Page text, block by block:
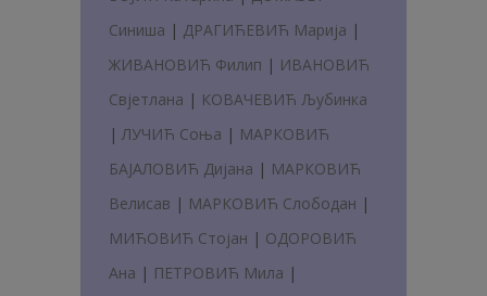
Синиша | ДРАГИЋЕВИЋ Марија |
ЖИВАНОВИЋ Филип | ИВАНОВИЋ
Свјетлана | КОВАЧЕВИЋ Љубинка
|ЛУЧИЋ Соња | МАРКОВИЋ
БАЈАЛОВИЋ Дијана | МАРКОВИЋ
Велисав | МАРКОВИЋ Слободан |
МИЋОВИЋ Стојан | ОДОРОВИЋ
Ана | ПЕТРОВИЋ Мила |